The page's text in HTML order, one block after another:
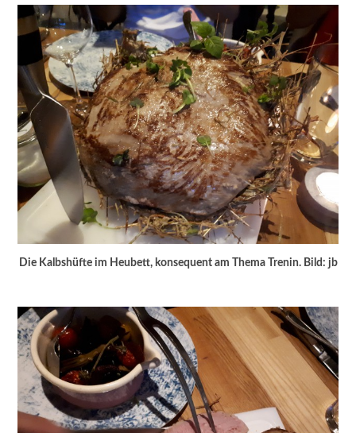
Die Kalbshüfte im Heubett, konsequent am Thema Trenin. Bild: jb